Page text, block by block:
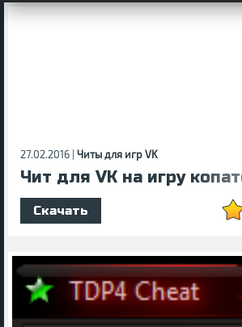
27.02.2016 | Читы для игр VK
Чит для VK на игру
Скачать